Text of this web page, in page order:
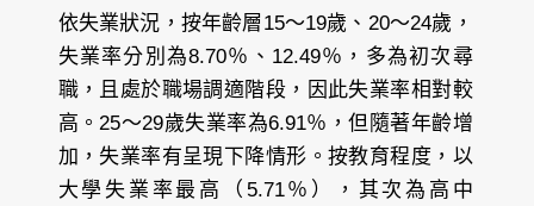
依失業狀況，按年齡層15～19歲、20～24歲，
失業率分別為8.70％、12.49％，多為初次尋
職，且處於職場調適階段，因此失業率相對較
高。25～29歲失業率為6.91％，但隨著年齡增
加，失業率有呈現下降情形。按教育程度，以
大學失業率最高（5.71％），其次為高中